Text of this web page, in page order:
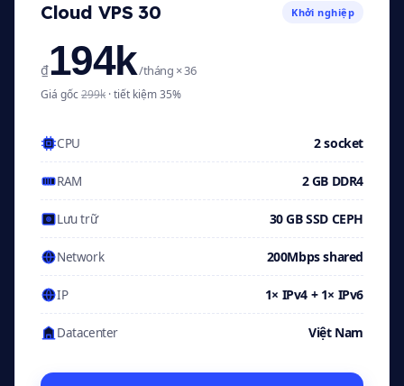
Cloud VPS 30 Khởi nghiệp
₫194k/tháng × 36
Giá gốc299k · tiết kiệm 35%
CPU 2 socket
RAM 2 GB DDR4
Lưu trữ 30 GB SSD CEPH
Network 200Mbps shared
IP 1× IPv4 + 1× IPv6
Datacenter Việt Nam